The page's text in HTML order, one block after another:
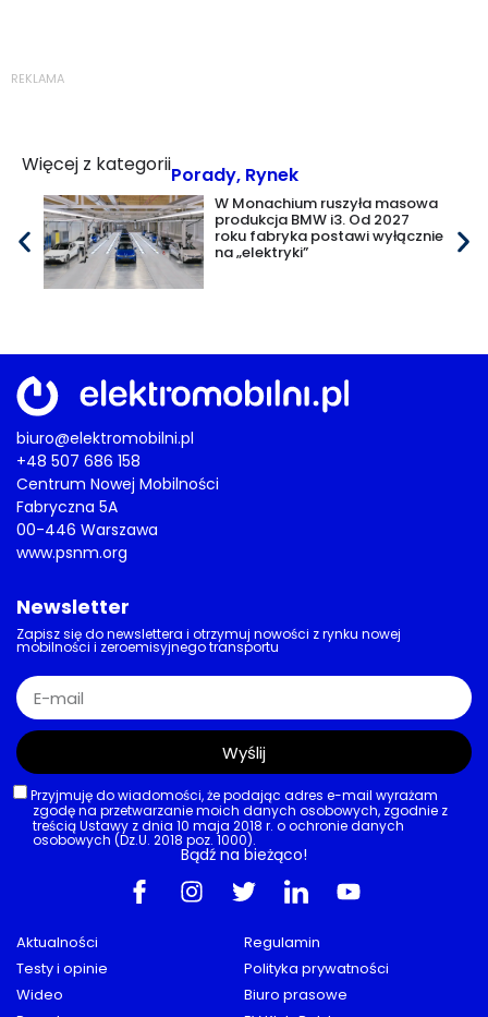
REKLAMA
Więcej z kategoriiPorady, Rynek
W Monachium ruszyła masowa
produkcja BMW i3. Od 2027
roku fabryka postawi wyłącznie
na „elektryki”
biuro@elektromobilni.pl
+48 507 686 158
Centrum Nowej Mobilności
Fabryczna 5A
00-446 Warszawa
www.psnm.org
Aktualności
Testy i opinie
Wideo
Regulamin
Polityka prywatności
Biuro prasowe
Newsletter
Zapisz się do newslettera i otrzymuj nowości z rynku nowej
mobilności i zeroemisyjnego transportu
Przyjmuję do wiadomości, że podając adres e-mail wyrażam
zgodę na przetwarzanie moich danych osobowych, zgodnie z
treścią Ustawy z dnia 10 maja 2018 r. o ochronie danych
osobowych (Dz.U. 2018 poz. 1000).
Wyślij
Bądź na bieżąco!